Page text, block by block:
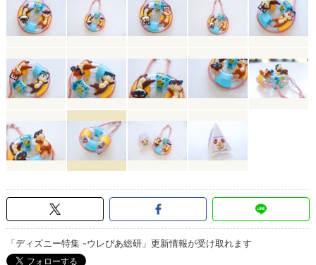
「ディズニー特集 -ウレぴあ総研」更新情報が受け取れます